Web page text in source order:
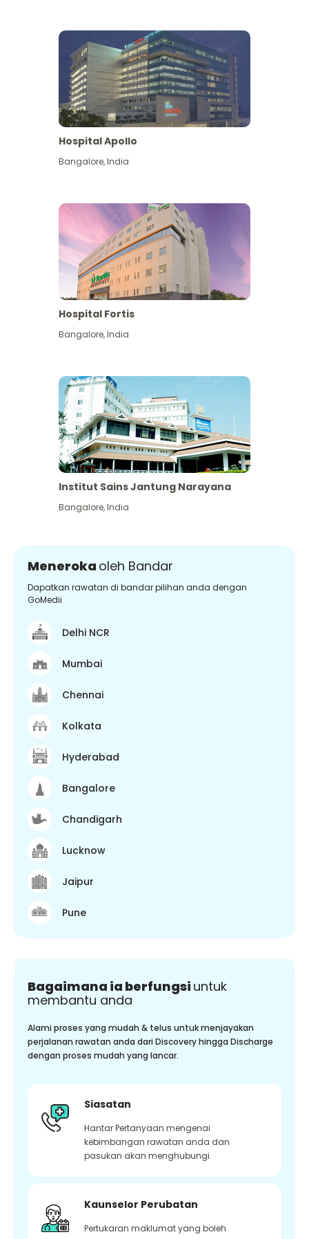
Hospital Apollo
Bangalore,India
Hospital Fortis
Bangalore,India
Institut Sains Jantung Narayana
Bangalore,India
Meneroka oleh Bandar
Dapatkan rawatan di bandar pilihan anda dengan
GoMedii
Delhi NCR
Mumbai
Chennai
Kolkata
Hyderabad
Bangalore
Chandigarh
Lucknow
Jaipur
Pune
Bagaimana ia berfungsi untuk
membantu anda
Alami proses yang mudah & telus untuk menjayakan
perjalanan rawatan anda dari Discovery hingga Discharge
dengan proses mudah yang lancar.
Siasatan
Hantar Pertanyaan mengenai
kebimbangan rawatan anda dan
pasukan akan menghubungi
Kaunselor Perubatan
Pertukaran maklumat yang boleh